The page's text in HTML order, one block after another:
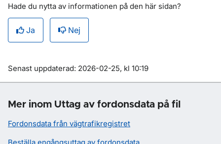
Hade du nytta av informationen på den här sidan?
Ja Nej
Om sidan
Senast uppdaterad: 2026-02-25, kl 10:19
Mer inom Uttag av fordonsdata på fil
Fordonsdata från vägtrafikregistret